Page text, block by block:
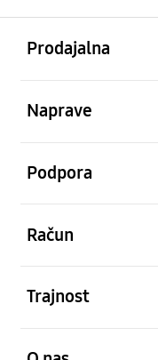
Prodajalna
Naprave
Podpora
Račun
Trajnost